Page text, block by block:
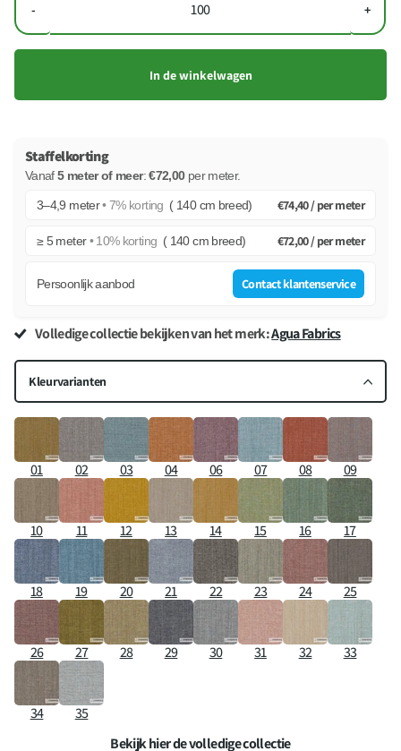
- +
In de winkelwagen
Staffelkorting
Vanaf5 meter of meer:€72,00 per meter.
3–4,9 meter• 7% korting ( 140 cm breed) €74,40 /per meter
≥ 5 meter• 10% korting ( 140 cm breed) €72,00 /per meter
Persoonlijk aanbod Contact klantenservice
Volledige collectie bekijken van het merk:Agua Fabrics
Kleurvarianten
01 02 03 04 06 07 08 09
10 11 12 13 14 15 16 17
18 19 20 21 22 23 24 25
26 27 28 29 30 31 32 33
34
35
Bekijk hier de volledige collectie